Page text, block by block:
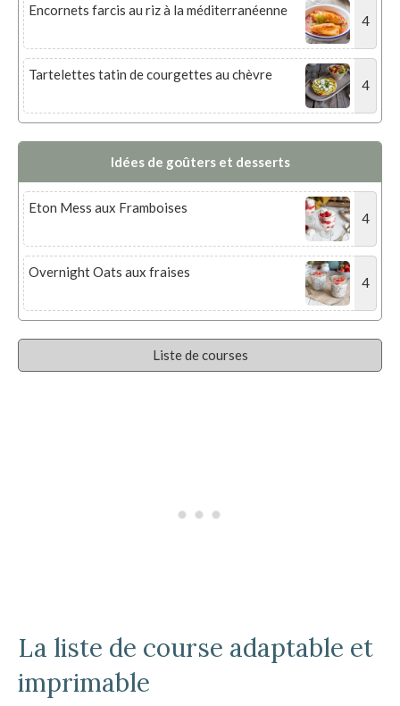
Encornets farcis au riz à la méditerranéenne
4
Tartelettes tatin de courgettes au chèvre
4
Idées de goûters et desserts
Eton Mess aux Framboises
4
Overnight Oats aux fraises
4
Liste de courses
La liste de course adaptable et
imprimable